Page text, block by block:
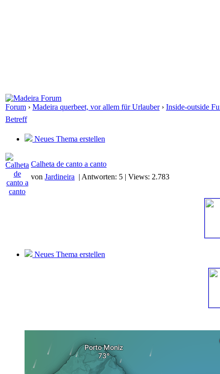
Forum › Madeira querbeet, vor allem für Urlauber› Inside-outside
Betreff
Neues Thema erstellen
Calheta de canto a canto
von Jardineira | Antworten: 5 | Views: 2.783
Neues Thema erstellen